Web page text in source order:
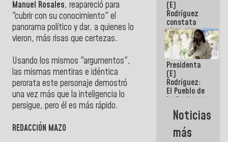
Manuel Rosales, reapareció para
"cubrir con su conocimiento" el
panorama político y dar, a quienes lo
vieron, más risas que certezas.
Usando los mismos "argumentos",
las mismas mentiras e idéntica
perorata este personaje demostró
una vez más que la inteligencia lo
persigue, pero él es más rápido.
REDACCIÓN MAZO
Guaira
(E)
Rodríguez
constata
obras de
rehabilitación
de Escuela
Militar de
Mamo en La
Guaira
Presidenta
(E)
Rodríguez:
El Pueblo de
La Guaira
siempre
estará
acompañada
por el
Noticias
más